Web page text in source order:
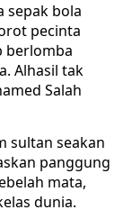
sepak bola
pecinta
berlomba
Alhasil tak
Salah
sultan seakan
panggung
mata,
dunia.